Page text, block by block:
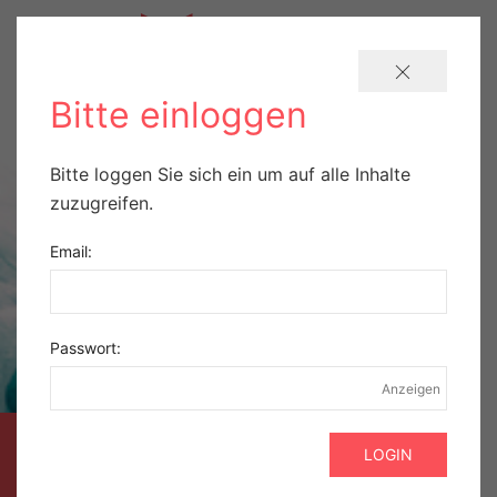
AUSZUG AUS DER
Bitte einloggen
Bitte loggen Sie sich ein um auf alle Inhalte
zuzugreifen.
Email:
Passwort:
Anzeigen